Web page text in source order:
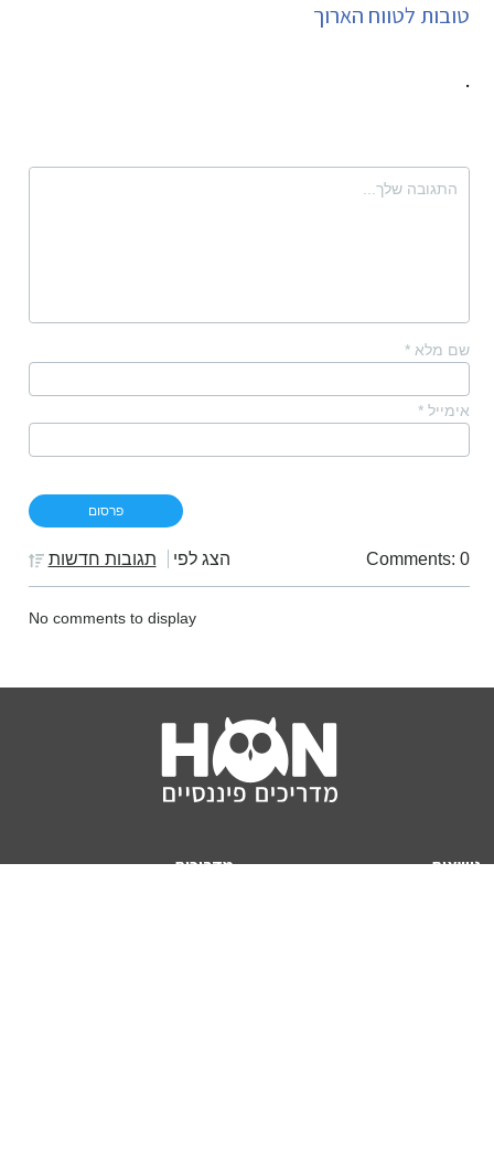
טובות לטווח הארוך
.
שם מלא *
אימייל *
Comments: 0 הצג לפי תגובות חדשות
No comments to display
נושאים
מדריכים